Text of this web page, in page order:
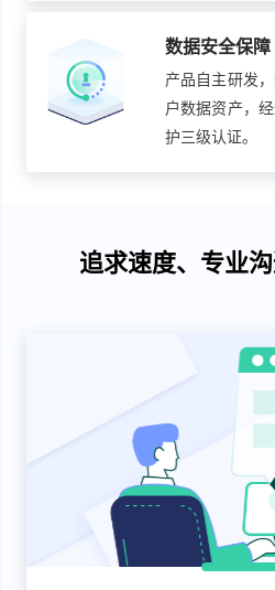
数据安全保障
产品自主研发
户数据资产，
护三级认证。
追求速度、专业